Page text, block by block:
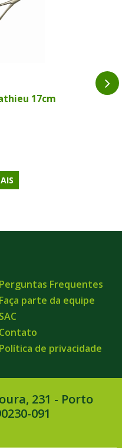
17cm
Perguntas Frequentes
Faça parte da equipe
SAC
Contato
Política de privacidade
231 - Porto
091